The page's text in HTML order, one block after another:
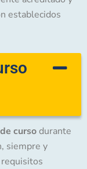
establecidos
cursodurante
siempre y